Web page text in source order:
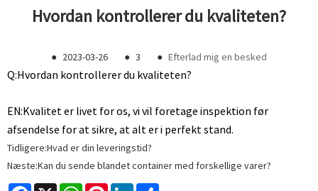
Hvordan kontrollerer du kvaliteten?
● 2023-03-26 ● 3 ● Efterlad mig en besked
Q:Hvordan kontrollerer du kvaliteten?
EN:Kvalitet er livet for os, vi vil foretage inspektion før
afsendelse for at sikre, at alt er i perfekt stand.
Tidligere:Hvad er din leveringstid?
Næste:Kan du sende blandet container med forskellige varer?